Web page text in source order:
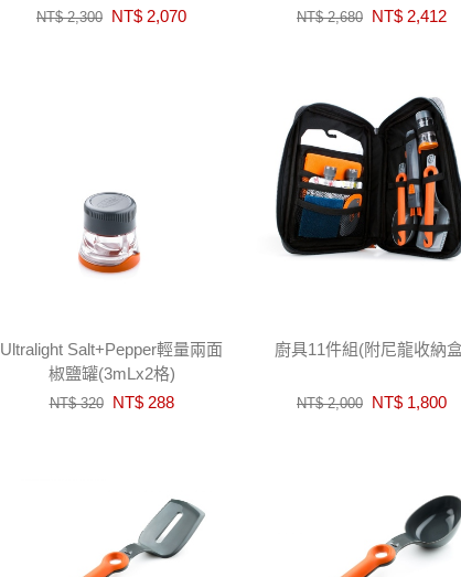
NT$ 2,300 NT$ 2,070 NT$ 2,680 NT$ 2,412
Ultralight Salt+Pepper輕量兩面
椒鹽罐(3mLx2格)
NT$ 320 NT$ 288
廚具11件組(附尼龍收納
NT$ 2,000 NT$ 1,800